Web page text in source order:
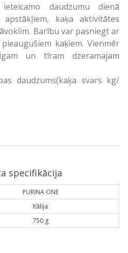
daudzumu dienā
kaķa aktivitātes
Barību var pasniegt ar
kaķiem. Vienmēr
un tīram dzeramajam
daudzums(kaķa svars kg/
specifikācija
PURINA ONE
Itālija
750 g